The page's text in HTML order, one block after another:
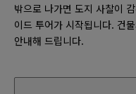
밖으로 나가면 도지 사찰이
이드 투어가 시작됩니다. 건
안내해 드립니다.